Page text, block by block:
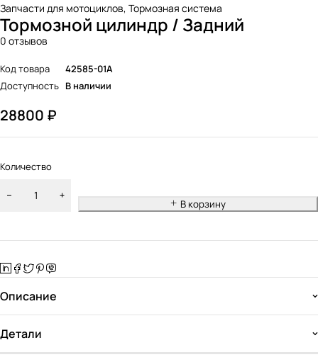
Запчасти для мотоциклов, Тормозная система
Тормозной цилиндр / Задний
0 отзывов
Код товара
42585-01A
Доступность В наличии
28800 ₽
Количество
В корзину
Описание
Детали